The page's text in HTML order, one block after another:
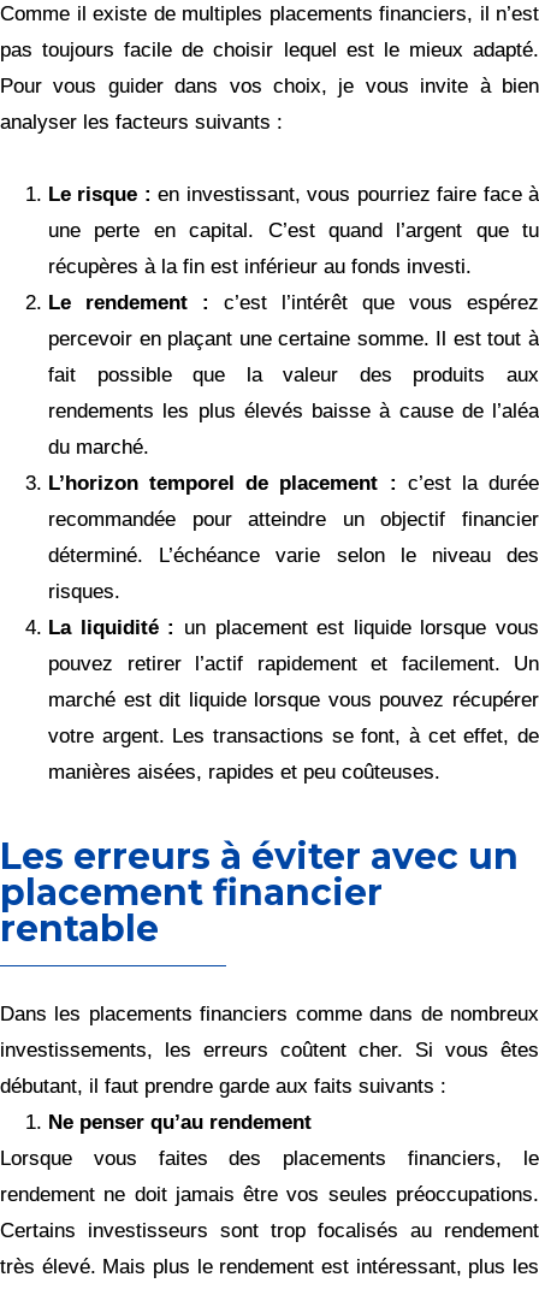
Comme il existe de multiples placements financiers, il n’est
pas toujours facile de choisir lequel est le mieux adapté.
Pour vous guider dans vos choix, je vous invite à bien
analyser les facteurs suivants :
Le risque : en investissant, vous pourriez faire face à
une perte en capital. C’est quand l’argent que tu
récupères à la fin est inférieur au fonds investi.
Le rendement :
c’est l’intérêt que vous espérez
percevoir en plaçant une certaine somme. Il est tout à
fait possible que la valeur des produits aux
rendements les plus élevés baisse à cause de l’aléa
du marché.
L’horizon temporel de placement : c’est la durée
recommandée pour atteindre un objectif financier
déterminé. L’échéance varie selon le niveau des
risques.
La liquidité : un placement est liquide lorsque vous
pouvez retirer l’actif rapidement et facilement. Un
marché est dit liquide lorsque vous pouvez récupérer
votre argent. Les transactions se font, à cet effet, de
manières aisées, rapides et peu coûteuses.
Les erreurs à éviter avec un
placement financier
rentable
Dans les placements financiers comme dans de nombreux
investissements, les erreurs coûtent cher. Si vous êtes
débutant, il faut prendre garde aux faits suivants :
Ne penser qu’au rendement
Lorsque vous faites des placements financiers, le
rendement ne doit jamais être vos seules préoccupations.
Certains investisseurs sont trop focalisés au rendement
très élevé. Mais plus le rendement est intéressant, plus les